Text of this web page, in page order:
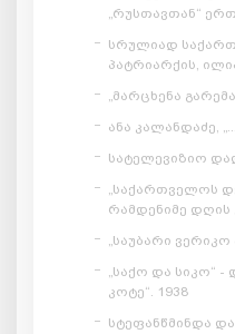
„რუსთავთან“
სრულიად
პატრიარქის,
„მარცხენა
ანა კალანდაძე,
სატელევიზიო
„საქართველოს
რამდენიმე დღის
„საუბარი
„საქო და სიკო“
კოტე“. 1938
სტეფანწმინდა